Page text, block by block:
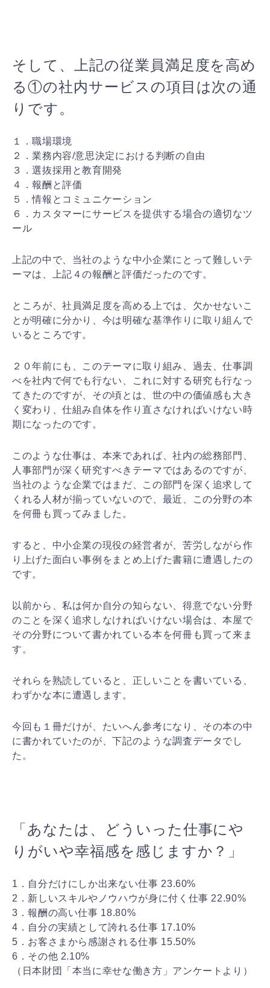
そして、上記の従業員満足度を高め
る①の社内サービスの項目は次の通
りです。
１．職場環境
２．業務内容/意思決定における判断の自由
３．選抜採用と教育開発
４．報酬と評価
５．情報とコミュニケーション
６．カスタマーにサービスを提供する場合の適切なツ
ール
上記の中で、当社のような中小企業にとって難しいテ
ーマは、上記４の報酬と評価だったのです。
ところが、社員満足度を高める上では、欠かせないこ
とが明確に分かり、今は明確な基準作りに取り組んで
いるとこ ろです。
２０年前にも、このテーマに取り組み、過去、仕事調
べを社内で何でも行ない、これに対する研究も行なっ
てきたのですが、その頃とは、世の中の価値感も大き
く変わり、仕組み自体を作り直さなければいけない時
期になったのです 。
このような仕事は、本来であれば、社内の総務部門、
人事部門が深く研究すべきテーマではあるのですが、
当社のよ うな企業ではまだ、この部門を深く追求して
くれる人材が揃っていないので、最近、この分野の本
を何冊も買ってみ ました。
すると、中小企業の現役の経営者が、苦労しながら作
り上げた面白い事例をまとめ上げた書籍に遭遇したの
です。
以前から、私は何か自分の知らない、得意でない分野
のこ とを深く追求しなければいけない場合は、本屋で
その分野について書かれている本を何冊も買って来ま
す。
それらを熟読していると、正しいことを書いている、
わずかな本に遭遇します。
今回も１冊だけが、たいへん参考になり、その本の中
に書かれていたのが、下記のような調査データでし
た。
「あなたは、どういった仕事にや
りがいや幸福感を感じま すか？」
1．自分だけにしか出来ない仕事 23.60%
2．新しいスキルやノウハウが身に付く仕事 22.90%
3．報酬の高い仕事 18.80%
4．自分の実績として誇れる仕事 17.10%
5．お客さまから感謝される仕事 15.50%
6．その他 2.10%
（日本財団「本当に幸せな働き方」アンケートより）